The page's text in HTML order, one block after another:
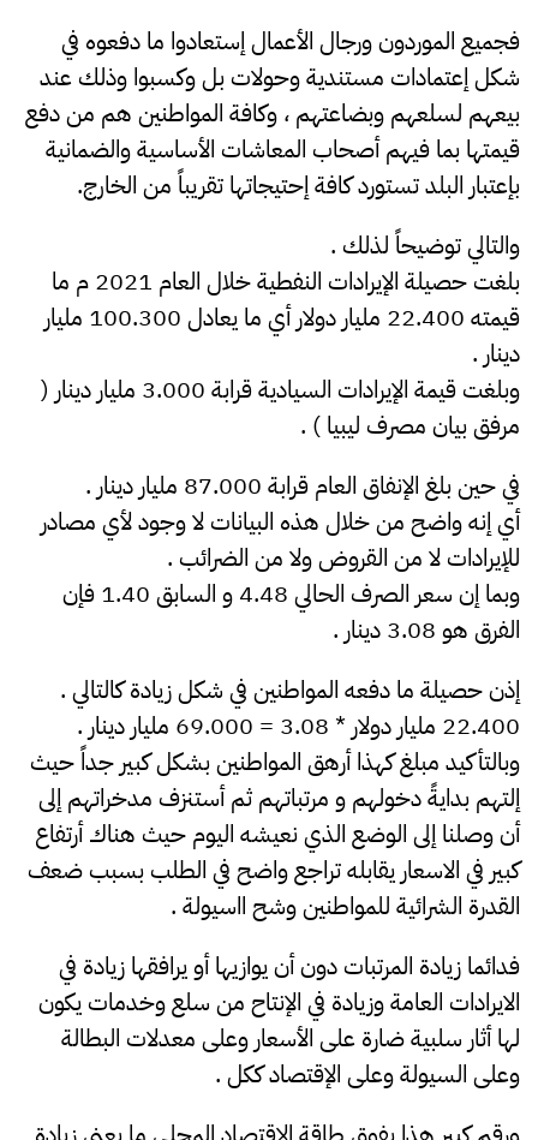
فجميع الموردون ورجال الأعمال إستعادوا ما دفعوه في
شكل إعتمادات مستندية وحولات بل وكسبوا وذلك عند
بيعهم لسلعهم وبضاعتهم ، وكافة المواطنين هم من دفع
قيمتها بما فيهم أصحاب المعاشات الأساسية والضمانية
بإعتبار البلد تستورد كافة إحتيجاتها تقريباً من الخارج.
والتالي توضيحاً لذلك .
بلغت حصيلة الإيرادات النفطية خلال العام 2021 م ما
قيمته 22.400 مليار دولار أي ما يعادل 100.300 مليار
دينار .
وبلغت قيمة الإيرادات السيادية قرابة 3.000 مليار دينار (
مرفق بيان مصرف ليبيا ) .
في حين بلغ الإنفاق العام قرابة 87.000 مليار دينار .
أي إنه واضح من خلال هذه البيانات لا وجود لأي مصادر
للإيرادات لا من القروض ولا من الضرائب .
وبما إن سعر الصرف الحالي 4.48 و السابق 1.40 فإن
الفرق هو 3.08 دينار .
إذن حصيلة ما دفعه المواطنين في شكل زيادة كالتالي .
22.400 مليار دولار * 3.08 = 69.000 مليار دينار .
وبالتأكيد مبلغ كهذا أرهق المواطنين بشكل كبير جداً حيث
إلتهم بدايةً دخولهم و مرتباتهم ثم أستنزف مدخراتهم إلى
أن وصلنا إلى الوضع الذي نعيشه اليوم حيث هناك أرتفاع
كبير في الاسعار يقابله تراجع واضح في الطلب بسبب ضعف
القدرة الشرائية للمواطنين وشح ااسيولة .
فدائما زيادة المرتبات دون أن يوازيها أو يرافقها زيادة في
الايرادات العامة وزيادة في الإنتاح من سلع وخدمات يكون
لها أثار سلبية ضارة على الأسعار وعلى معدلات البطالة
وعلى السيولة وعلى الإقتصاد ككل .